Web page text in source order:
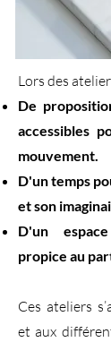
Lors des
De
accessibles
mouvement.
D'un temps
et son
D'un
propice au
Ces ateliers
et aux